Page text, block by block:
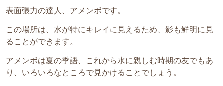
表面張力の達人、アメンボです。
この場所は、水が特にキレイに見えるため、影も鮮明に見
ることができます。
アメンボは夏の季語、これから水に親しむ時期の友でもあ
り、いろいろなところで見かけることでしょう。